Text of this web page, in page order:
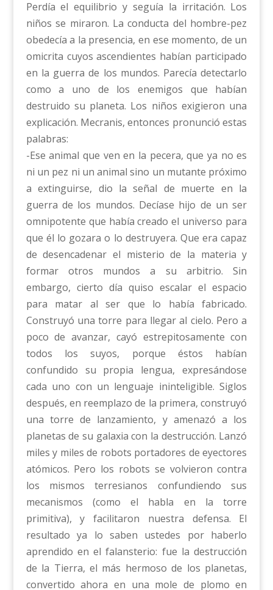
Perdía el equilibrio y seguía la irritación. Los
niños se miraron. La conducta del hombre-pez
obedecía a la presencia, en ese momento, de un
omicrita cuyos ascendientes habían participado
en la guerra de los mundos. Parecía detectarlo
como a uno de los enemigos que habían
destruido su planeta. Los niños exigieron una
explicación. Mecranis, entonces pronunció estas
palabras:
-Ese animal que ven en la pecera, que ya no es
ni un pez ni un animal sino un mutante próximo
a extinguirse, dio la señal de muerte en la
guerra de los mundos. Decíase hijo de un ser
omnipotente que había creado el universo para
que él lo gozara o lo destruyera. Que era capaz
de desencadenar el misterio de la materia y
formar otros mundos a su arbitrio. Sin
embargo, cierto día quiso escalar el espacio
para matar al ser que lo había fabricado.
Construyó una torre para llegar al cielo. Pero a
poco de avanzar, cayó estrepitosamente con
todos los suyos, porque éstos habían
confundido su propia lengua, expresándose
cada uno con un lenguaje ininteligible. Siglos
después, en reemplazo de la primera, construyó
una torre de lanzamiento, y amenazó a los
planetas de su galaxia con la destrucción. Lanzó
miles y miles de robots portadores de eyectores
atómicos. Pero los robots se volvieron contra
los mismos terresianos confundiendo sus
mecanismos (como el habla en la torre
primitiva), y facilitaron nuestra defensa. El
resultado ya lo saben ustedes por haberlo
aprendido en el falansterio: fue la destrucción
de la Tierra, el más hermoso de los planetas,
convertido ahora en una mole de plomo en